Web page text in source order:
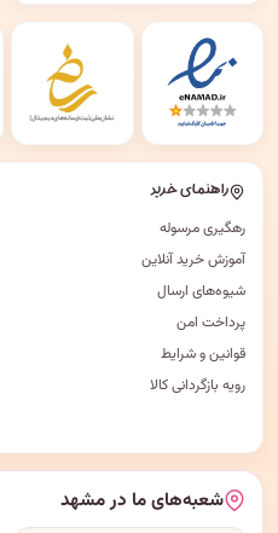
راهنمای خرید
رهگیری مرسوله
آموزش خرید آنلاین
شیوه‌های ارسال
پرداخت امن
قوانین و شرایط
رویه بازگردانی کالا
شعبه‌های ما در مشهد